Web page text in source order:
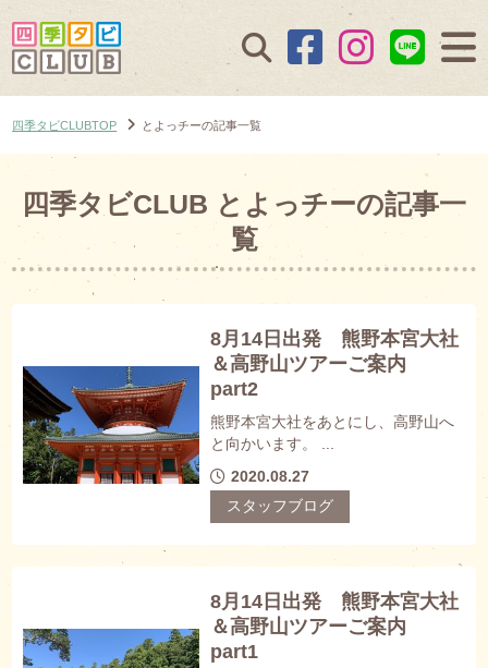
四季タビCLUBTOP とよっチーの記事一覧
四季タビCLUB とよっチーの記事一
覧
8月14日出発 熊野本宮大社
＆高野山ツアーご案内
part2
熊野本宮大社をあとにし、高野山へ
と向かいます。 ...
2020.08.27
スタッフブログ
8月14日出発 熊野本宮大社
＆高野山ツアーご案内
part1